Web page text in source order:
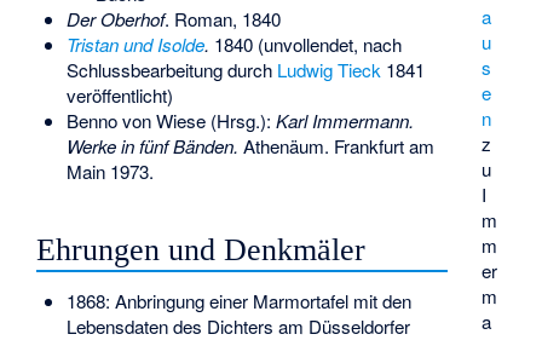
a
u
s
e
n
z
u
I
m
m
er
m
a
Der Oberhof. Roman, 1840
Tristan und Isolde. 1840 (unvollendet, nach
Schlussbearbeitung durch Ludwig Tieck1841
veröffentlicht)
Benno von Wiese (Hrsg.): Karl Immermann.
Werke in fünf Bänden. Athenäum. Frankfurt am
Main 1973.
Ehrungen und Denkmäler
1868: Anbringung einer Marmortafel mit den
Lebensdaten des Dichters am Düsseldorfer